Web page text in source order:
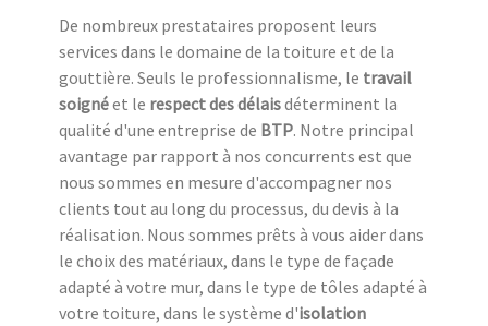
De nombreux prestataires proposent leurs
services dans le domaine de la toiture et de la
gouttière. Seuls le professionnalisme, le travail
soignéet le respect des délaisdéterminent la
qualité d'une entreprise de BTP. Notre principal
avantage par rapport à nos concurrents est que
nous sommes en mesure d'accompagner nos
clients tout au long du processus, du devis à la
réalisation. Nous sommes prêts à vous aider dans
le choix des matériaux, dans le type de façade
adapté à votre mur, dans le type de tôles adapté à
votre toiture, dans le système d'isolation